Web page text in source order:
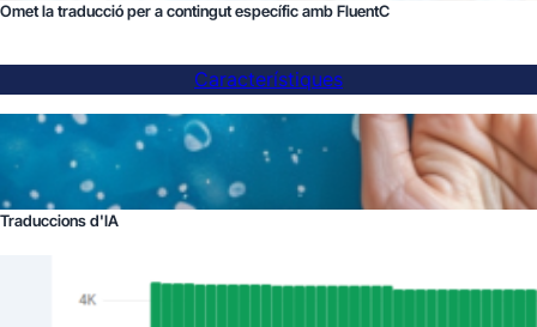
Omet la traducció per a contingut específic amb FluentC
Característiques
Traduccions d'IA